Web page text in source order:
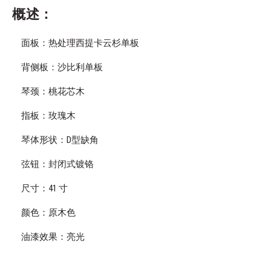
概述：
面板：热处理西提卡云杉单板
背侧板：沙比利单板
琴颈：桃花芯木
指板：玫瑰木
琴体形状：D型缺角
弦钮：封闭式镀铬
尺寸：41 寸
颜色：原木色
油漆效果：亮光